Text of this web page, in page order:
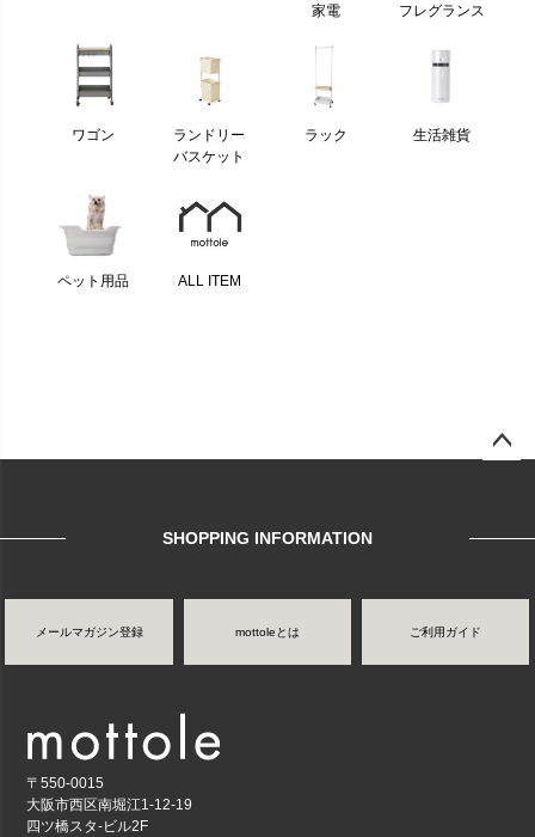
家電
フレグランス
ワゴン
ランドリー
バスケット
ラック 生活雑貨
ペット用品 ALL ITEM
SHOPPING INFORMATION
メールマガジン登録 mottoleとは ご利用ガイド
〒550-0015
大阪市西区南堀江1-12-19
四ツ橋スタ-ビル2F